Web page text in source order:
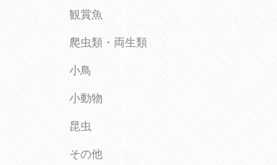
観賞魚
爬虫類・両生類
小鳥
小動物
昆虫
その他